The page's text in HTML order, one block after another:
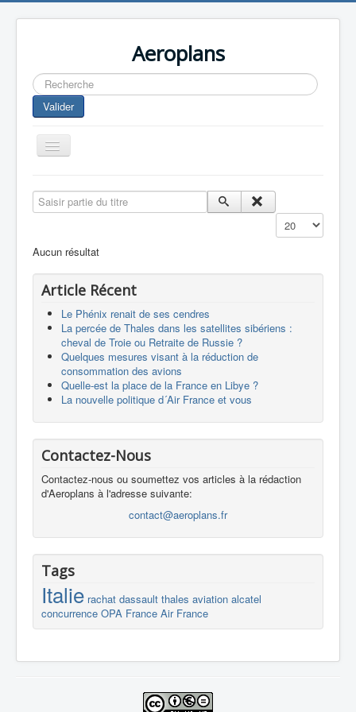
Aeroplans
Rechercher
Valider
Toggle
Navigation
Aviation Commerciale
Europespace
Drones
Saisir partie du titre
Affichage #
Aucun résultat
Article Récent
Le Phénix renait de ses cendres
La percée de Thales dans les satellites sibériens :
cheval de Troie ou Retraite de Russie ?
Quelques mesures visant à la réduction de
consommation des avions
Quelle-est la place de la France en Libye ?
La nouvelle politique d´Air France et vous
Contactez-Nous
Contactez-nous ou soumettez vos articles à la rédaction
d'Aeroplans à l'adresse suivante:
contact@aeroplans.fr
Tags
Italie rachat dassault thales aviation alcatel
concurrence OPA France Air France